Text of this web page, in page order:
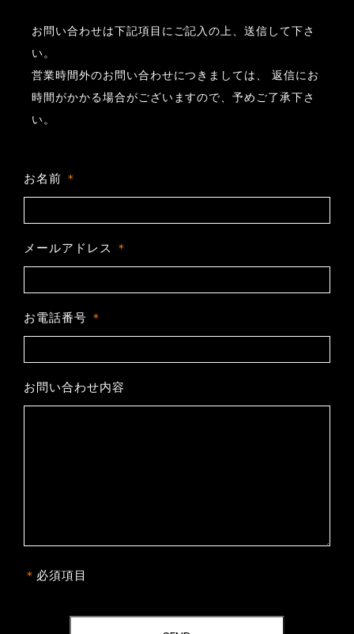
お問い合わせは下記項目にご記入の上、送信して下さ
い。
営業時間外のお問い合わせにつきましては、
返信にお
時間がかかる場合がございますので、予めご了承下さ
い。
お名前
メールアドレス
お電話番号
お問い合わせ内容
＊ 必須項目